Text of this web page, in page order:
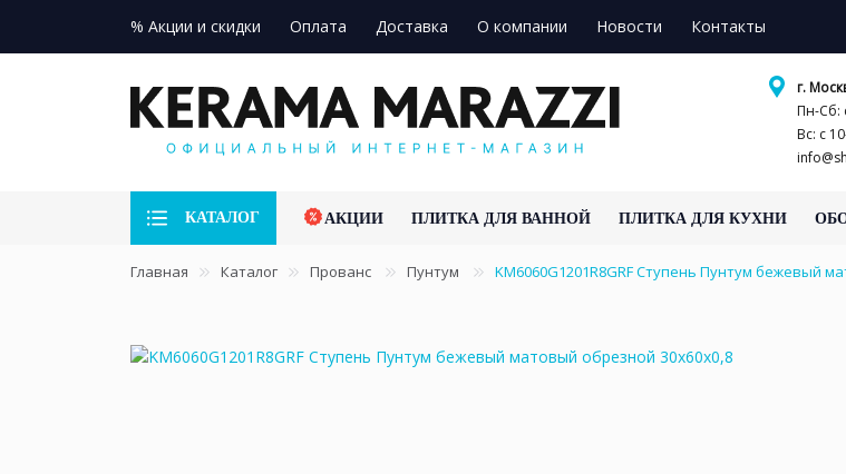
% Акции и скидки Оплата Доставка О компании Новости Контакты
г.
Пн-Сб:
Вс: с
КАТАЛОГ АКЦИИ ПЛИТКА ДЛЯ ВАННОЙ ПЛИТКА ДЛЯ КУХНИ
Главная Каталог Прованс Пунтум KM6060G1201R8GRF Ступень Пунтум бежевый